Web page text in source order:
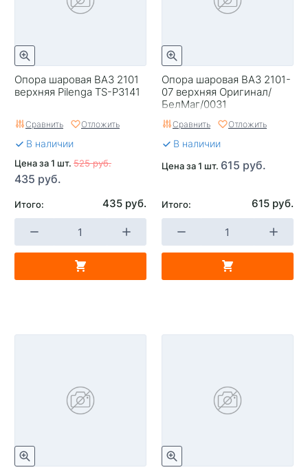
Опора шаровая ВАЗ 2101
верхняя Pilenga TS-P3141
Сравнить Отложить
В наличии
Цена за 1 шт. 525 руб.
435 руб.
Итого: 435 руб.
Опора шаровая ВАЗ 2101-
07 верхняя Оригинал/
БелМаг/0031
Сравнить Отложить
В наличии
Цена за 1 шт. 615 руб.
Итого: 615 руб.